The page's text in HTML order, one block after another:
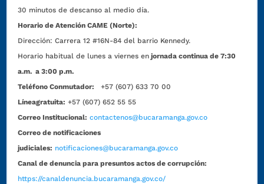
30 minutos de descanso al medio día.
Horario de Atención CAME (Norte):
Dirección:Carrera 12 #16N-84 del barrio Kennedy.
Horario habitual de lunes a viernes en jornada continua de 7:30
a.m. a 3:00 p.m.
Teléfono Conmutador:
+57 (607) 633 70 00
Líneagratuita: +57 (607) 652 55 55
Correo Institucional: contactenos@bucaramanga.gov.co
Correo de notificaciones
judiciales: notificaciones@bucaramanga.gov.co
Canal de denuncia para presuntos actos de corrupción:
https://canaldenuncia.bucaramanga.gov.co/